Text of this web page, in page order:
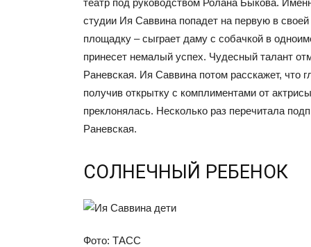
театр под руководством Ролана Быкова.
студии Ия Саввина попадет на первую в
площадку – сыграет даму с собачкой в
принесет немалый успех. Чудесный талант
Раневская. Ия Саввина потом расскажет, что
получив открытку с комплиментами от
преклонялась. Несколько раз перечитала
Раневская.
СОЛНЕЧНЫЙ РЕБЕНОК
Фото: ТАСС